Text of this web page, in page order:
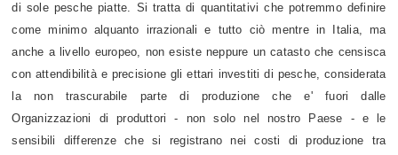
di sole pesche piatte. Si tratta di quantitativi che potremmo definire
come minimo alquanto irrazionali e tutto ciò mentre in Italia, ma
anche a livello europeo, non esiste neppure un catasto che censisca
con attendibilità e precisione gli ettari investiti di pesche, considerata
la non trascurabile parte di produzione che e' fuori dalle
Organizzazioni di produttori - non solo nel nostro Paese - e le
sensibili differenze che si registrano nei costi di produzione tra